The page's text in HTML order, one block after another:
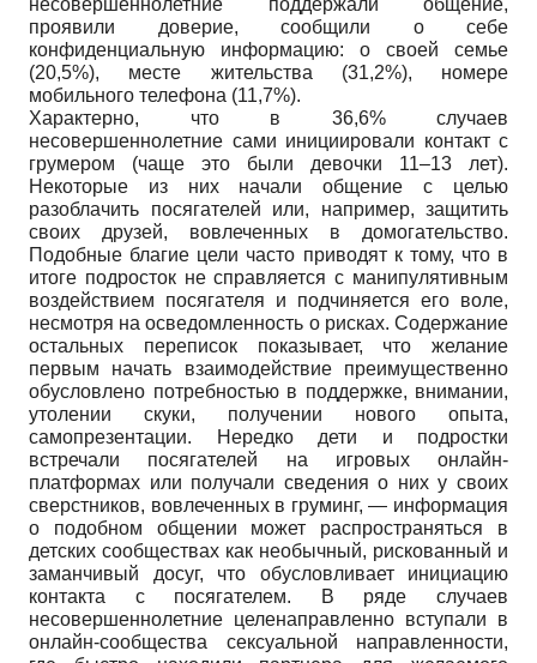
проявили доверие, сообщили о себе
конфиденциальную информацию: о своей семье
(20,5%), месте жительства (31,2%), номере
мобильного телефона (11,7%).
Характерно, что в 36,6% случаев
несовершеннолетние сами инициировали контакт с
грумером (чаще это были девочки 11–13 лет).
Некоторые из них начали общение с целью
разоблачить посягателей или, например, защитить
своих друзей, вовлеченных в домогательство.
Подобные благие цели часто приводят к тому, что в
итоге подросток не справляется с манипулятивным
воздействием посягателя и подчиняется его воле,
несмотря на осведомленность о рисках. Содержание
остальных переписок показывает, что желание
первым начать взаимодействие преимущественно
обусловлено потребностью в поддержке, внимании,
утолении скуки, получении нового опыта,
самопрезентации. Нередко дети и подростки
встречали посягателей на игровых онлайн-
платформах или получали сведения о них у своих
сверстников, вовлеченных в груминг, — информация
о подобном общении может распространяться в
детских сообществах как необычный, рискованный и
заманчивый досуг, что обусловливает инициацию
контакта с посягателем. В ряде случаев
несовершеннолетние целенаправленно вступали в
онлайн-сообщества сексуальной направленности,